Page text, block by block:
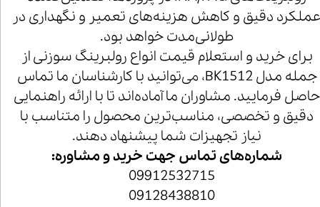
دقیق و کاهش هزینه‌های تعمیر و نگهداری در
طولانی‌مدت خواهد بود.
برای خرید و استعلام قیمت انواع رولبرینگ سوزنی از
جمله مدل BK1512، می‌توانید با کارشناسان ما تماس
حاصل فرمایید. مشاوران ما آماده‌اند تا با ارائه راهنمایی
دقیق و تخصصی، مناسب‌ترین محصول را متناسب با
نیاز تجهیزات شما پیشنهاد دهند.
شماره‌های تماس جهت خرید و مشاوره:
09912532715
09128438810